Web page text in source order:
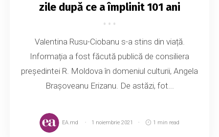
zile după ce a împlinit 101 ani
Valentina Rusu-Ciobanu s-a stins din viață.
Informația a fost făcută publică de consiliera
președintei R. Moldova în domeniul culturii, Angela
Brașoveanu Erizanu. De astăzi, fot...
EA.md 1 noiembrie 2021 1 min read